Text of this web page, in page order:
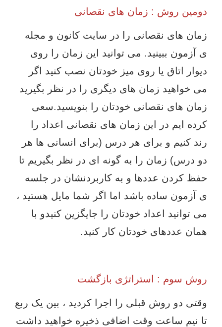
دومین روش : زمان های نقصانی
زمان های نقصانی را در سایت کانون و مجله
ی آزمون ببینید. می توانید این زمان را روی
دیوار اتاق یا روی میز خودتان نصب کنید اگر
می خواهید زمان های دیگری را در نظر بگیرید
زمان های نقصانی خودتان را بنویسید.سعی
کرده ایم در این زمان های نقصانی اعداد را
رند کنیم و برای هر درس (برای انسانی ها هر
دو درس) زمان را به گونه ای در نظر بگیریم تا
حفظ کردن عددها و به کاربردنشان در جلسه
ی آزمون ساده باشد اما اگر شما مایل هستید ،
می توانید اعداد خودتان را جایگزین کنیدو با
همان عددهای خودتان کار کنید.
روش سوم : استراتژی بازگشت
وقتی دو روش قبلی را اجرا کردید ، بین یک ربع
تا نیم ساعت وقت اضافی ذخیره خواهید داشت